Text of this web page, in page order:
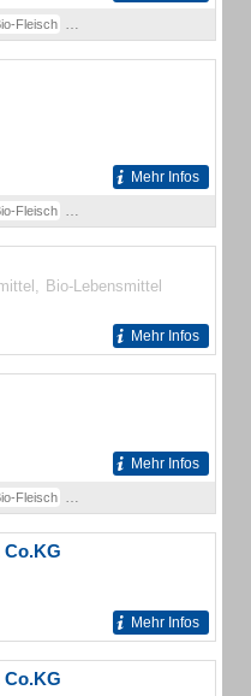
Fleisch
Mehr Infos
Fleisch
Bio-Lebensmittel
Mehr Infos
Mehr Infos
Fleisch
Mehr Infos